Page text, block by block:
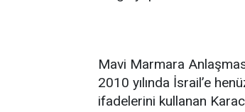
Mavi Marmara
2010 yılında İsrail’e
ifadelerini kullanan